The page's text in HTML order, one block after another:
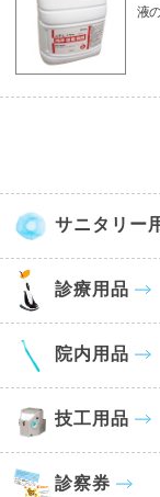
液
サニタリー
診療用品
院内用品
技工用品
診察券